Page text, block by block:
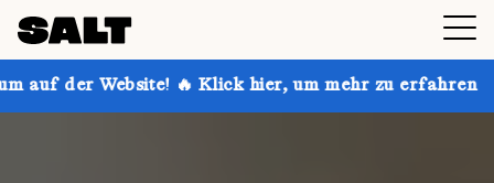
🔥 Klick hier, um mehr zu erfahren Hol dir bis zu